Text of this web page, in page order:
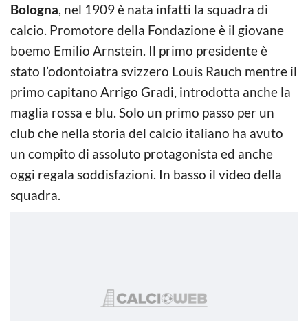
Bologna, nel 1909 è nata infatti la squadra di
calcio. Promotore della Fondazione è il giovane
boemo Emilio Arnstein. Il primo presidente è
stato l’odontoiatra svizzero Louis Rauch mentre il
primo capitano Arrigo Gradi, introdotta anche la
maglia rossa e blu. Solo un primo passo per un
club che nella storia del calcio italiano ha avuto
un compito di assoluto protagonista ed anche
oggi regala soddisfazioni. In basso il video della
squadra.